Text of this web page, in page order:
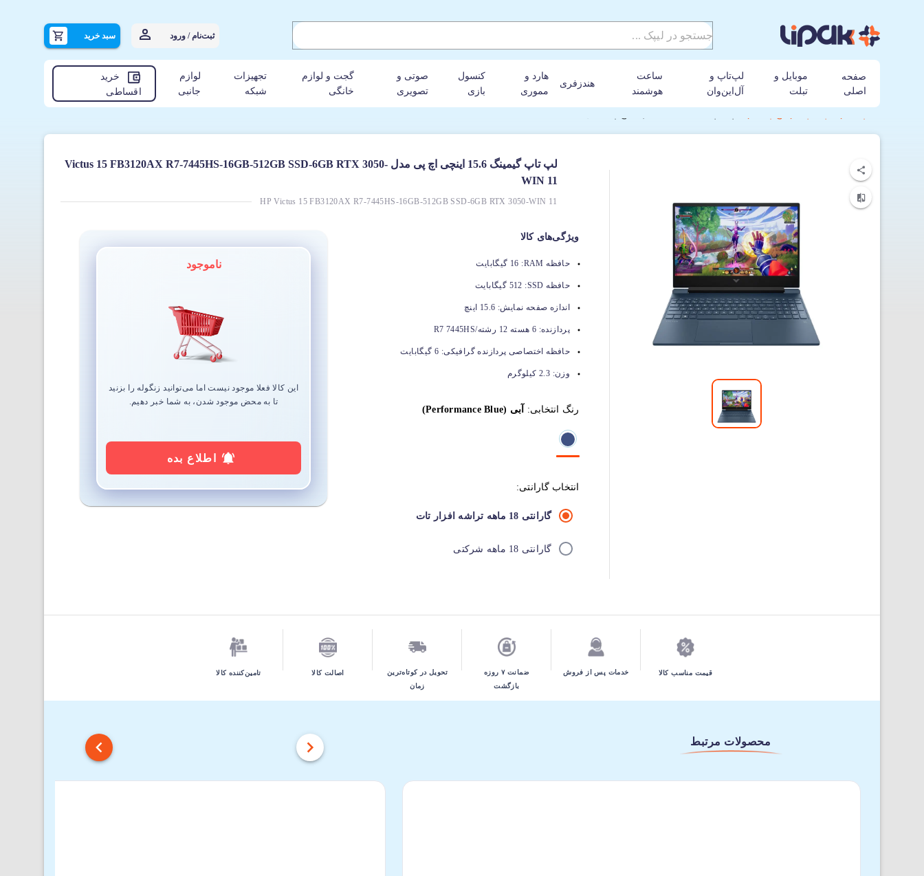
ثبت‌نام / ورود سبد خرید
صفحه
اصلی
موبایل و
تبلت
لپ‌تاپ و
آل‌این‌وان
ساعت
هوشمند
هندزفری
هارد و
مموری
کنسول
بازی
صوتی و
تصویری
گجت و لوازم
خانگی
تجهیزات
شبکه
لوازم
جانبی
خرید
اقساطی
لپ تاپ گیمینگ 15.6 اینچی اچ پی مدل Victus 15 FB3120AX R7-7445HS-16GB-512GB SSD-6GB RTX 3050-
WIN 11
HP Victus 15 FB3120AX R7-7445HS-16GB-512GB SSD-6GB RTX 3050-WIN 11
ویژگی‌های کالا
حافظه RAM: 16 گیگابایت
حافظه SSD: 512 گیگابایت
اندازه صفحه نمایش: 15.6 اینچ
پردازنده: 6 هسته 12 رشته/R7 7445HS
حافظه اختصاصی پردازنده گرافیکی: 6 گیگابایت
وزن: 2.3 کیلوگرم
رنگ انتخابی: آبی (Performance Blue)
انتخاب گارانتی:
گارانتی 18 ماهه تراشه افزار تات
گارانتی 18 ماهه شرکتی
ناموجود
این کالا فعلا موجود نیست اما می‌توانید زنگوله را بزنید
تا به محض موجود شدن، به شما خبر دهیم.
اطلاع بده
قیمت مناسب کالا خدمات پس از فروش
ضمانت ۷ روزه
بازگشت
تحویل در کوتاه‌ترین
زمان
اصالت کالا تامین‌کننده کالا
محصولات مرتبط